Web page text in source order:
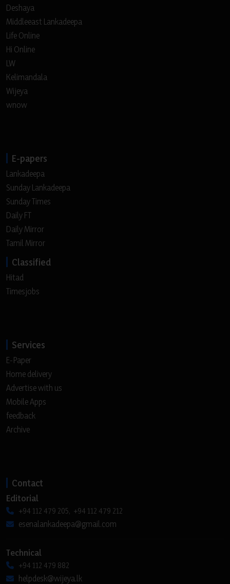
Deshaya
Middleeast Lankadeepa
Life Online
Hi Online
LW
Kelimandala
Wijeya
wnow
E-papers
Lankadeepa
Sunday Lankadeepa
Sunday Times
Daily FT
Daily Mirror
Tamil Mirror
Classified
Hitad
Timesjobs
Services
E-Paper
Home delivery
Advertise with us
Mobile Apps
feedback
Archive
Contact
Editorial
+94 112 479 205, +94 112 479 212
esenalankadeepa@gmail.com
Technical
+94 112 479 882
helpdesk@wijeya.lk